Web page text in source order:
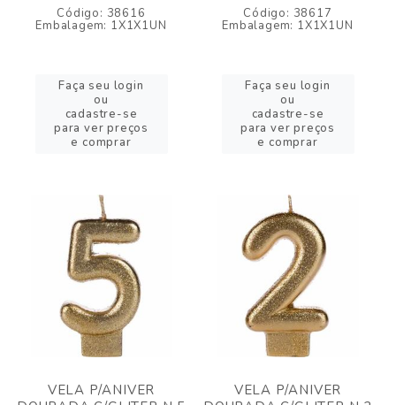
Código: 38616
Embalagem: 1X1X1UN
Faça seu login
ou
cadastre-se
para ver preços
e comprar
Código: 38617
Embalagem: 1X1X1UN
Faça seu login
ou
cadastre-se
para ver preços
e comprar
VELA P/ANIVER
VELA P/ANIVER